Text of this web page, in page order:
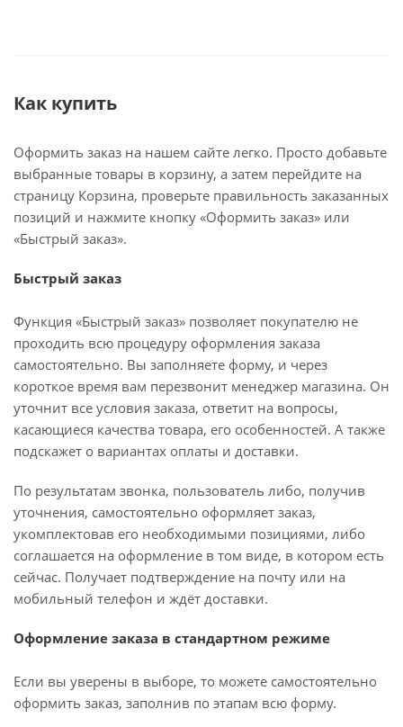
Как купить
Оформить заказ на нашем сайте легко. Просто добавьте
выбранные товары в корзину, а затем перейдите на
страницу Корзина, проверьте правильность заказанных
позиций и нажмите кнопку «Оформить заказ» или
«Быстрый заказ».
Быстрый заказ
Функция «Быстрый заказ» позволяет покупателю не
проходить всю процедуру оформления заказа
самостоятельно. Вы заполняете форму, и через
короткое время вам перезвонит менеджер магазина. Он
уточнит все условия заказа, ответит на вопросы,
касающиеся качества товара, его особенностей. А также
подскажет о вариантах оплаты и доставки.
По результатам звонка, пользователь либо, получив
уточнения, самостоятельно оформляет заказ,
укомплектовав его необходимыми позициями, либо
соглашается на оформление в том виде, в котором есть
сейчас. Получает подтверждение на почту или на
мобильный телефон и ждёт доставки.
Оформление заказа в стандартном режиме
Если вы уверены в выборе, то можете самостоятельно
оформить заказ, заполнив по этапам всю форму.